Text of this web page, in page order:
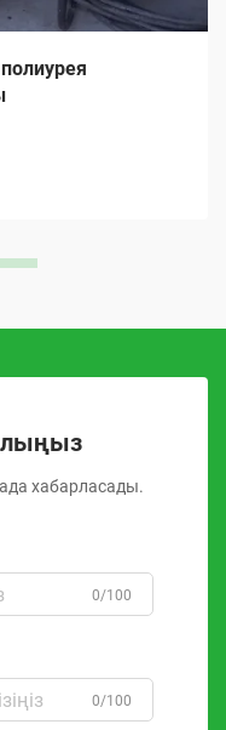
хабарласады.
0/100
0/100